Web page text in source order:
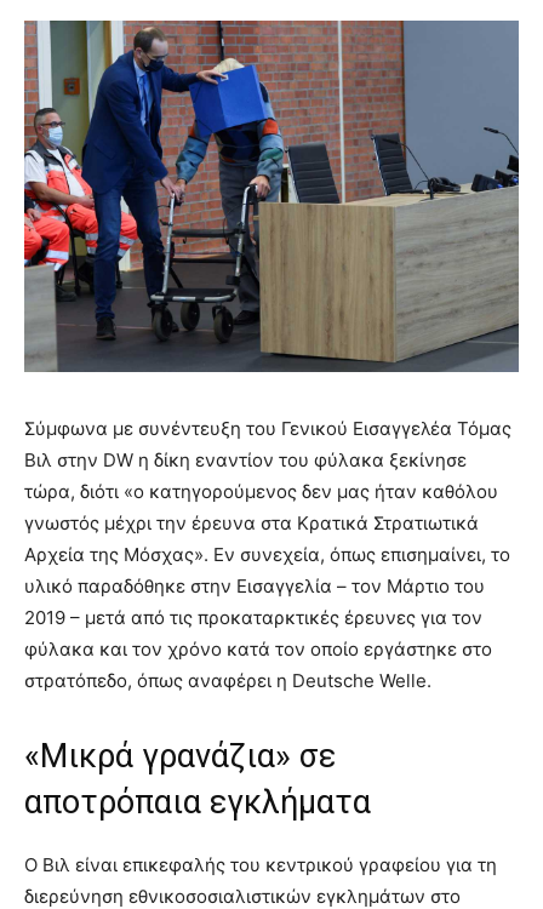
Σύμφωνα με συνέντευξη του Γενικού Εισαγγελέα Τόμας
Βιλ στην DW η δίκη εναντίον του φύλακα ξεκίνησε
τώρα, διότι «o κατηγορούμενος δεν μας ήταν καθόλου
γνωστός μέχρι την έρευνα στα Κρατικά Στρατιωτικά
Αρχεία της Μόσχας». Εν συνεχεία, όπως επισημαίνει, το
υλικό παραδόθηκε στην Εισαγγελία – τον Μάρτιο του
2019 – μετά από τις προκαταρκτικές έρευνες για τον
φύλακα και τον χρόνο κατά τον οποίο εργάστηκε στο
στρατόπεδο, όπως αναφέρει η Deutsche Welle.
«Μικρά γρανάζια» σε
αποτρόπαια εγκλήματα
Ο Βιλ είναι επικεφαλής του κεντρικού γραφείου για τη
διερεύνηση εθνικοσοσιαλιστικών εγκλημάτων στο